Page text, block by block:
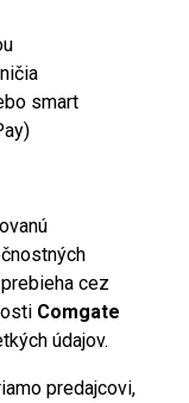
smart
cez
Comgate
údajov.
predajcovi,